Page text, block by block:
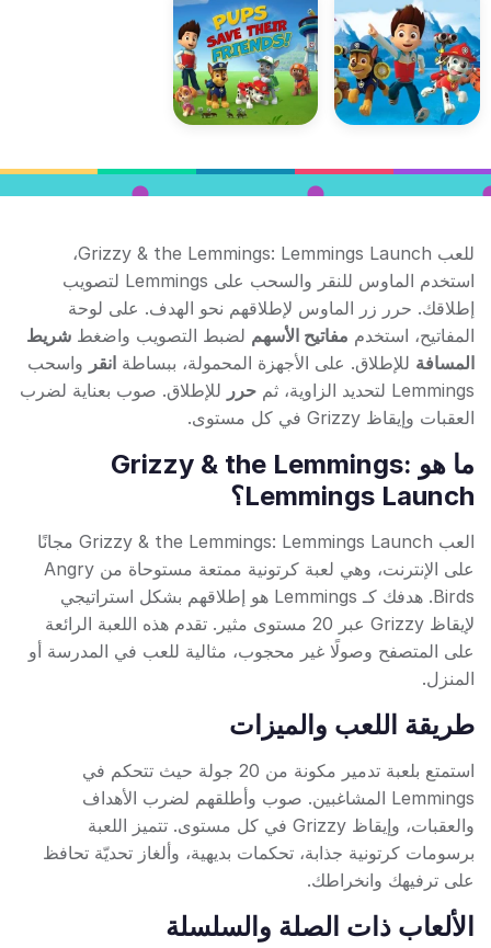
للعب Grizzy & the Lemmings: Lemmings Launch،
استخدم الماوس للنقر والسحب على Lemmings لتصويب
إطلاقك. حرر زر الماوس لإطلاقهم نحو الهدف. على لوحة
المفاتيح، استخدم مفاتيح الأسهم لضبط التصويب واضغط شريط
المسافة للإطلاق. على الأجهزة المحمولة، ببساطة انقر واسحب
Lemmings لتحديد الزاوية، ثم
حرر للإطلاق. صوب بعناية لضرب
العقبات وإيقاظ Grizzy في كل مستوى.
ما هو Grizzy & the Lemmings:
Lemmings Launch؟
العب Grizzy & the Lemmings: Lemmings Launch مجانًا
على الإنترنت، وهي لعبة كرتونية ممتعة مستوحاة من Angry
Birds. هدفك كـ Lemmings هو إطلاقهم بشكل استراتيجي
لإيقاظ Grizzy عبر 20 مستوى مثير. تقدم هذه اللعبة الرائعة
على المتصفح وصولًا غير محجوب، مثالية للعب في المدرسة أو
المنزل.
طريقة اللعب والميزات
استمتع بلعبة تدمير مكونة من 20 جولة حيث تتحكم في
Lemmings المشاغبين. صوب وأطلقهم لضرب الأهداف
والعقبات، وإيقاظ Grizzy في كل مستوى. تتميز اللعبة
برسومات كرتونية جذابة، تحكمات بديهية، وألغاز تحديّة تحافظ
على ترفيهك وانخراطك.
الألعاب ذات الصلة والسلسلة